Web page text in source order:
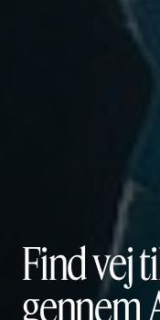
Find vej
gennem